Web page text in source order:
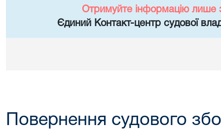
Отримуйте інформацію лише
Єдиний Контакт-центр судової
Повернення судового